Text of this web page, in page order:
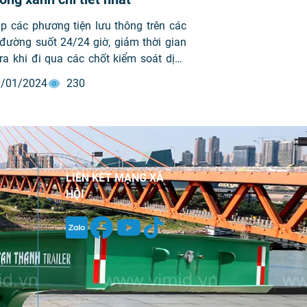
các phương tiện lưu thông trên các
suốt 24/24 giờ, giảm thời gian
khi đi qua các chốt kiểm soát dịch
đây, Tổng cục Đường bộ Việt Nam
khai “Luồng xanh” cho xe tải. Vậy
01/2024 230
LIÊN KẾT MẠNG XÃ
HỘI